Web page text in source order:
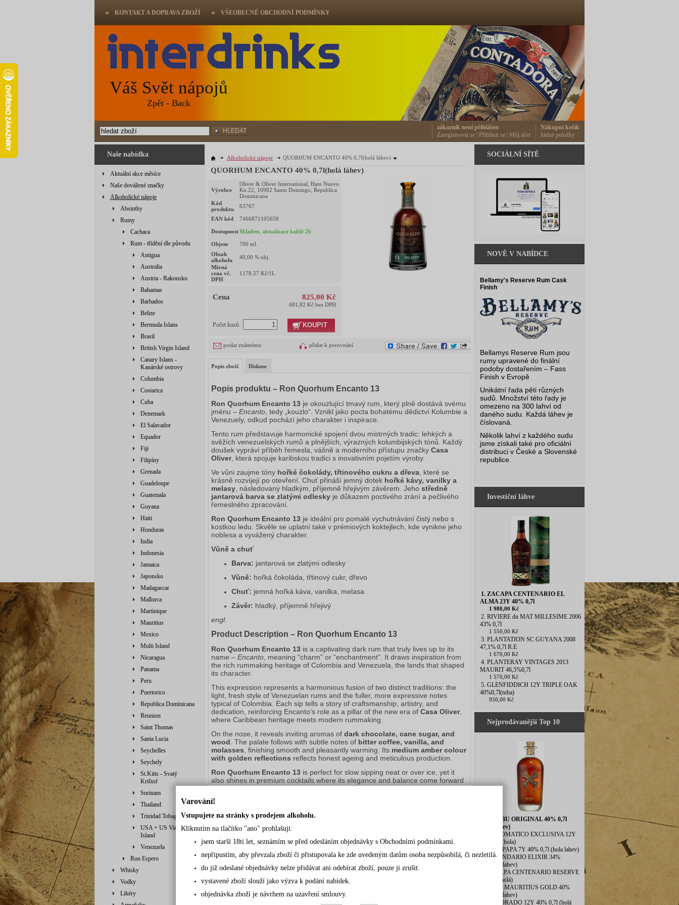
Naše nabídka
Aktuální akce měsíce
Naše dovážené značky
Alkoholické nápoje
Absinthy
Rumy
Cachaca
Rum - třídění dle původu
Antigua
Australia
Austria - Rakousko
Bahamas
Barbados
Belize
Bermuda Islans
Brasil
British Virgin Island
Canary Islans -
Kanárské ostrovy
Columbia
Costarica
Cuba
Denemark
El Salavador
Equador
Fiji
Filipíny
Grenada
Guadeloupe
Guatemala
Guyana
Haiti
Honduras
India
Indonesia
Jamaica
Japonsko
Madagascar
Mallorca
Martinique
Mauritius
Mexico
Multi Island
Nicaragua
Panama
Peru
Puertorico
Republica Dominicana
Reunion
Saint Thomas
Santa Lucia
Seychelles
Seychely
St.Kitts - Svatý
Krištof
Surinam
Thailand
Trinidad Tobago
USA + US Virgin
Island
Venezuela
Ron Espero
Whisky
Vodky
Likéry
Alkoholické nápoje QUORHUM ENCANTO 40% 0,7l(holá láhev)
QUORHUM ENCANTO 40% 0,7l(holá láhev)
Výrobce
Oliver & Oliver International, Hato Nuevo
Kn.22, 10902 Santo Domingo, Republica
Dominicana
Kód
produktu
63767
EAN kód 7466871105658
DostupnostSkladem, aktualizace každé 2h
Objem 700 ml.
Obsah
alkoholu
40,00 % obj.
Měrná
cena vč.
DPH
1178.57 Kč/1L
Cena 825,00 Kč
681,82 Kč bez DPH
Počet kusů KOUPIT
poslat známému přidat k porovnání
Popis zboží Diskuse
Popis produktu – Ron Quorhum Encanto 13
Ron Quorhum Encanto 13 je okouzlující tmavý rum, který plně dostává svému
jménu – Encanto , tedy „kouzlo“. Vznikl jako pocta bohatému dědictví Kolumbie a
Venezuely, odkud pochází jeho charakter i inspirace.
Tento rum představuje harmonické spojení dvou mistrných tradic: lehkých a
svěžích venezuelských rumů a plnějších, výrazných kolumbijských tónů. Každý
doušek vypráví příběh řemesla, vášně a moderního přístupu značky Casa
Oliver, která spojuje karibskou tradici s inovativním pojetím výroby.
Ve vůni zaujme tóny hořké čokolády, třtinového cukru a dřeva , které se
krásně rozvíjejí po otevření. Chuť přináší jemný dotek hořké kávy, vanilky a
melasy , následovaný hladkým, příjemně hřejivým závěrem. Jeho středně
jantarová barva se zlatými odlesky je důkazem poctivého zrání a pečlivého
řemeslného zpracování.
Ron Quorhum Encanto 13 je ideální pro pomalé vychutnávání čistý nebo s
kostkou ledu. Skvěle se uplatní také v prémiových koktejlech, kde vynikne jeho
noblesa a vyvážený charakter.
Vůně a chuť
Barva: jantarová se zlatými odlesky
Vůně: hořká čokoláda, třtinový cukr, dřevo
Chuť: jemná hořká káva, vanilka, melasa
Závěr: hladký, příjemně hřejivý
engl.
Product Description – Ron Quorhum Encanto 13
Ron Quorhum Encanto 13 is a captivating dark rum that truly lives up to its
name – Encanto , meaning “charm” or “enchantment”. It draws inspiration from
the rich rummaking heritage of Colombia and Venezuela, the lands that shaped
its character.
This expression represents a harmonious fusion of two distinct traditions: the
light, fresh style of Venezuelan rums and the fuller, more expressive notes
typical of Colombia. Each sip tells a story of craftsmanship, artistry, and
dedication, reinforcing Encanto’s role as a pillar of the new era of Casa Oliver,
where Caribbean heritage meets modern rummaking.
On the nose, it reveals inviting aromas of dark chocolate, cane sugar, and
wood . The palate follows with subtle notes of bitter coffee, vanilla, and
molasses , finishing smooth and pleasantly warming. Its medium amber colour
with golden reflections reflects honest ageing and meticulous production.
Ron Quorhum Encanto 13 is perfect for slow sipping neat or over ice, yet it
also shines in premium cocktails where its elegance and balance come forward
beautifully.
Aroma & Taste
Colour: amber with golden highlights
Nose: dark chocolate, cane sugar, wood
Palate: gentle bitter coffee, vanilla, molasses
Finish: smooth and pleasantly warming
SOCIÁLNÍ SÍTĚ
NOVĚ V NABÍDCE
Bellamy's Reserve Rum Cask
Finish
Bellamys Reserve Rum jsou
rumy upravené do finální
podoby dostařením – Fass
Finish v Evropě
Unikátní řada pěti různých
sudů. Množství této řady je
omezeno na 300 lahví od
daného sudu. Každá láhev je
číslovaná.
Několik lahví z každého sudu
jsme získali také pro oficiální
distribuci v České a Slovenské
republice.
Investiční láhve
1. ZACAPA CENTENARIO EL
ALMA 23Y 40% 0,7l
1 980,00 Kč
2. RIVIERE du MAT MILLESIME 2006
43% 0,7l
1 550,00 Kč
3. PLANTATION SC GUYANA 2008
47,1% 0,7l R.E
1 670,00 Kč
4. PLANTERAY VINTAGES 2013
MAURIT 46,5%0,7l
1 570,00 Kč
5. GLENFIDDICH 12Y TRIPLE OAK
40%0,7l(tuba)
950,00 Kč
Nejprodávanější Top 10
1. BUMBU ORIGINAL 40% 0,7l
(hola lahev)
2. DIPLOMATICO EXCLUSIVA 12Y
40% 0,7l(hola)
3. DON PAPA 7Y 40% 0,7l (hola lahev)
4. LEGENDARIO ELIXIR 34%
0,7l(hola lahev)
5. ZACAPA CENTENARIO RESERVE
40% 1l (holá)
6. BLUE MAURITIUS GOLD 40%
0,7l(hola lahev)
7. EL DORADO 12Y 40% 0,7l (holá
KONTAKT A DOPRAVA ZBOŽÍ VŠEOBECNÉ OBCHODNÍ PODMÍNKY
Váš Svět nápojů
Zpět - Back
HLEDAT
Nákupní košík
žádné položky
zákazník není přihlášen
Zaregistrovat se
Přihlásit se Můj účet
Varování!
Vstupujete na stránky s prodejem alkoholu.
Kliknutím na tlačítko "ano" prohlašuji:
jsem starší 18ti let, seznámím se před odesláním objednávky s Obchodními podmínkami.
nepřipustím, aby převzala zboží či přistupovala ke zde uvedeným datům osoba nezpůsobilá, či nezletilá.
do již odeslané objednávky nelze přidávat ani odebírat zboží, pouze ji zrušit.
vystavené zboží slouží jako výzva k podání nabídek.
objednávka zboží je návrhem na uzavření smlouvy.